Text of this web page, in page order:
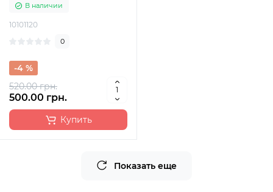
В наличии
10101120
0
520.00 грн.
-4 %
500.00 грн.
Купить
Показать еще